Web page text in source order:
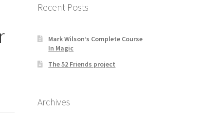
Recent Posts
Mark Wilson’s Complete Course
In Magic
The 52 Friends project
Archives